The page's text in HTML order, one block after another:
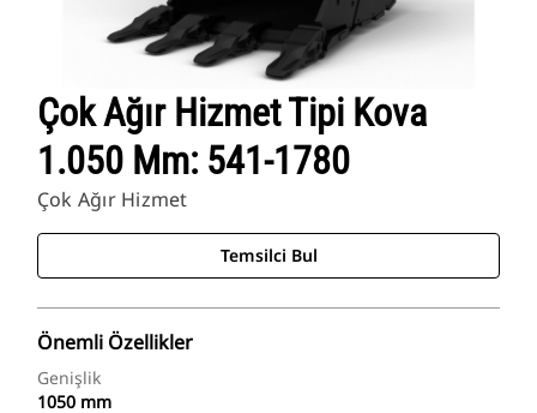
Cat Uygulamaları
Çok Ağır Hizmet Tipi Kova
1.050 Mm: 541-1780
Çok Ağır Hizmet
Temsilci Bul
Önemli Özellikler
Genişlik
1050 mm